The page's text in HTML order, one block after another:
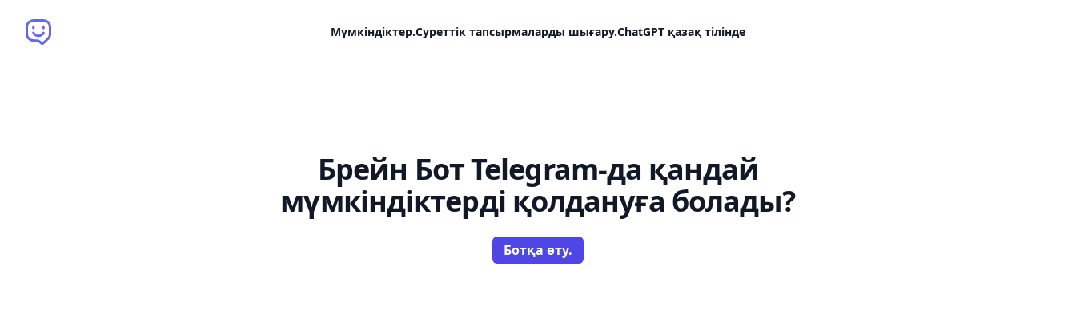
Brain Bot Мүмкіндіктер.Суреттік тапсырмаларды шығару.ChatGPT қазақ тілінде
Брейн Бот Telegram-да қандай
мүмкіндіктерді қолдануға болады?
Ботқа өту.